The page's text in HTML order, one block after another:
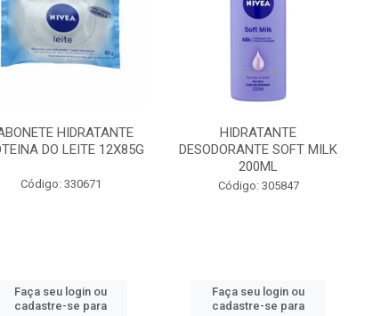
HIDRATANTE
DO LEITE 12X85G
Código: 330671
Faça seu login ou
cadastre-se para
HIDRATANTE
DESODORANTE SOFT MILK
200ML
Código: 305847
Faça seu login ou
cadastre-se para